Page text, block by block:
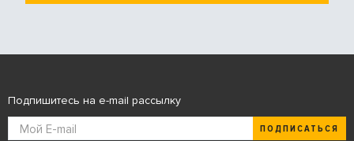
Подпишитесь на e-mail рассылку
ПОДПИСАТЬСЯ